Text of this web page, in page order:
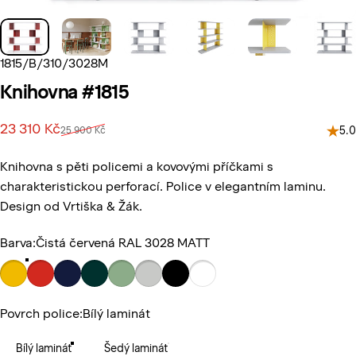
1815/B/310/3028M
Knihovna #1815
Prodejní cena
23 310 Kč
Běžná cena25 900 Kč 5.0
Knihovna s pěti policemi a kovovými příčkami s
charakteristickou perforací. Police v elegantním laminu.
Design od Vrtiška & Žák.
Barva
Barva:Čistá červená RAL 3028 MATT
Povrch police
Povrch police:Bílý laminát
Bílý laminát Šedý laminát